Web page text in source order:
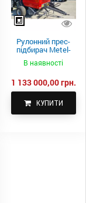
Рулонний прес-
підбирач Metel-
Fach Z 587
В наявності
1 133 000,00 грн.
КУПИТИ